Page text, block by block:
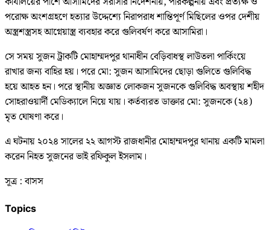
পরোক্ষ অংশগ্রহণে হত্যার উদ্দেশ্যে নিরাপরাধ শান্তিপূর্ণ মিছিলের ওপর দেশীয়
অস্ত্রশস্ত্রসহ আগ্নেয়াস্ত্র ব্যবহার করে গুলিবর্ষণ করে আসামিরা।
সে সময় সুজন ট্রাকটি মোহাম্মদপুর থানাধীন বেড়িবাধস্থ লাউতলা পার্কিংয়ে
রাখার জন্য বাহির হয়। পরে মো: সুজন আসামিদের ছোড়া গুলিতে গুলিবিদ্ধ
হয়ে আহত হন। পরে স্থানীয় অজ্ঞাত লোকজন সুজনকে গুলিবিদ্ধ অবস্থায় শহীদ
সোহরাওয়ার্দী মেডিক্যালে নিয়ে যায়। কর্তব্যরত ডাক্তার মো: সুজনকে (২৪)
মৃত ঘোষণা করে।
এ ঘটনায় ২০২৪ সালের ২২ আগস্ট রাজধানীর মোহাম্মদপুর থানায় একটি মামলা
করেন নিহত সুজনের ভাই রফিকুল ইসলাম।
সূত্র : বাসস
Topics